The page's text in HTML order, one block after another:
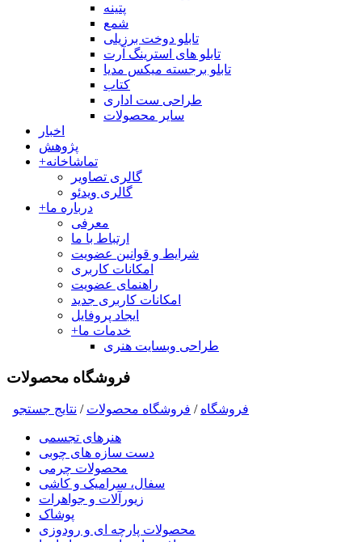
پتینه
شمع
تابلو دوخت برزیلی
تابلو های استرینگ آرت
تابلو برجسته میکس مدیا
کتاب
طراحی ست اداری
سایر محصولات
اخبار
پژوهش
+تماشاخانه
گالری تصاویر
گالری ویدئو
+درباره ما
معرفی
ارتباط با ما
شرایط و قوانین عضویت
امکانات کاربری
راهنمای عضویت
امکانات کاربری جدید
ایجاد پروفایل
+خدمات ما
طراحی وبسایت هنری
فروشگاه محصولات
فروشگاه / فروشگاه محصولات / نتايج جستجو
هنرهای تجسمی
دست سازه های چوبی
محصولات چرمی
سفال، سرامیک و کاشی
زیورآلات و جواهرات
پوشاک
محصولات پارچه ای و رودوزی